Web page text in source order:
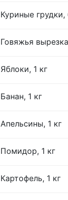
Куриные грудки,
Говяжья
Яблоки, 1 кг
Банан, 1 кг
Апельсины, 1 кг
Помидор, 1 кг
Картофель, 1 кг